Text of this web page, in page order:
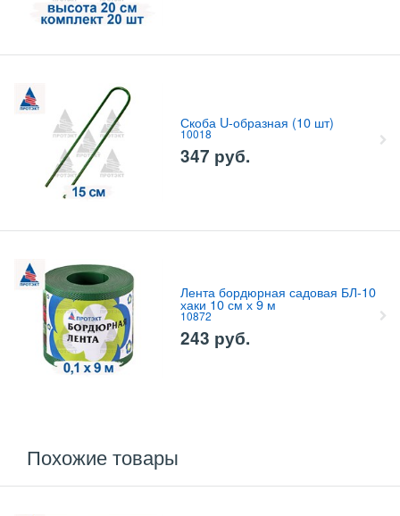
Скоба U-образная (10 шт)
10018
347 руб.
Лента бордюрная садовая БЛ-10
хаки 10 см х 9 м
10872
243 руб.
Похожие товары